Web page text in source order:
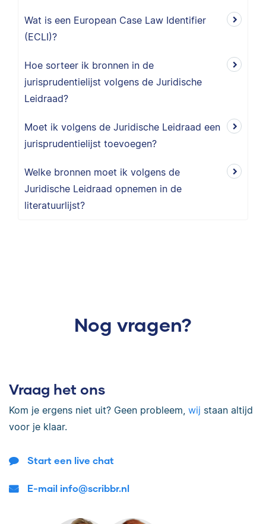
Wat is een European Case Law Identifier
(ECLI)?
Hoe sorteer ik bronnen in de
jurisprudentielijst volgens de Juridische
Leidraad?
Moet ik volgens de Juridische Leidraad een
jurisprudentielijst toevoegen?
Welke bronnen moet ik volgens de
Juridische Leidraad opnemen in de
literatuurlijst?
Nog vragen?
Vraag het ons
Kom je ergens niet uit? Geen probleem, wij staan altijd
voor je klaar.
Start een live chat
E-mail info@scribbr.nl